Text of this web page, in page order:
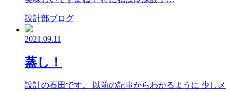
設計部ブログ
2021.09.11
蒸し！
設計の石田です。 以前の記事からわかるように 少しメ